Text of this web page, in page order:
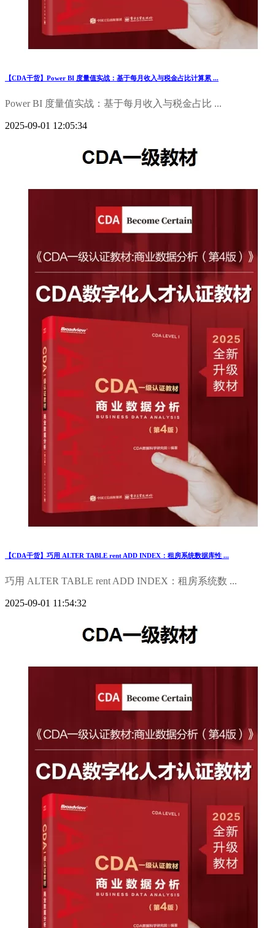
【CDA干货】Power BI 度量值实战：基于每月收入与税金占比计算累 ...
Power BI 度量值实战：基于每月收入与税金占比 ...
2025-09-01 12:05:34
【CDA干货】巧用 ALTER TABLE rent ADD INDEX：租房系统数据库性 ...
巧用 ALTER TABLE rent ADD INDEX：租房系统数 ...
2025-09-01 11:54:32